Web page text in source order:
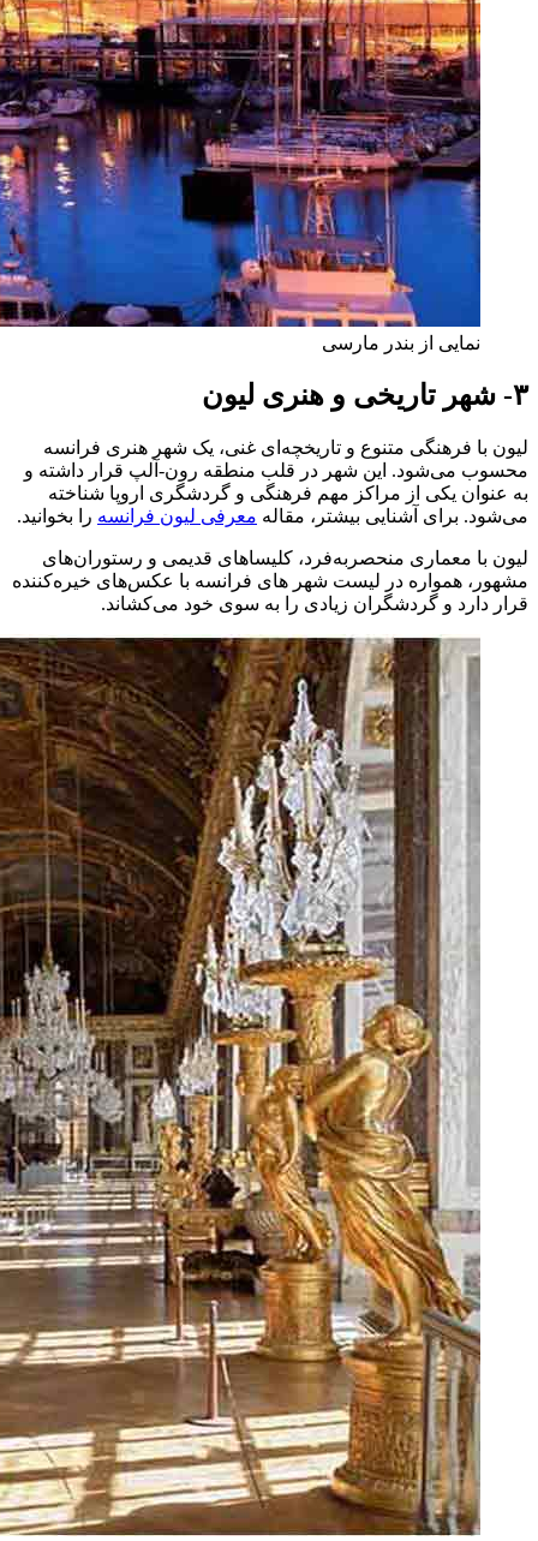
نمایی از بندر مارسی
۳- شهر تاریخی و هنری لیون
لیون با فرهنگی متنوع و تاریخچه‌ای غنی، یک شهر هنری فرانسه
محسوب می‌شود. این شهر در قلب منطقه رون-آلپ قرار داشته و
به عنوان یکی از مراکز مهم فرهنگی و گردشگری اروپا شناخته
می‌شود. برای آشنایی بیشتر، مقاله معرفی لیون فرانسه را بخوانید.
لیون با معماری منحصربه‌فرد، کلیساهای قدیمی و رستوران‌های
مشهور، همواره در لیست شهر های فرانسه با عکس‌های خیره‌کننده
قرار دارد و گردشگران زیادی را به سوی خود می‌کشاند.